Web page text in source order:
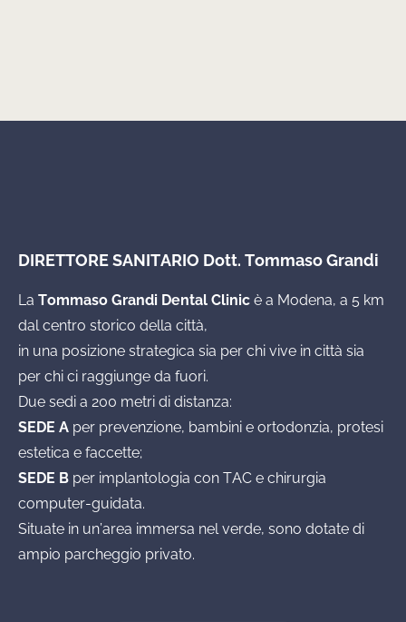
DIRETTORE SANITARIO Dott. Tommaso Grandi
La Tommaso Grandi Dental Clinic è a Modena, a 5 km
dal centro storico della città,
in una posizione strategica sia per chi vive in città sia
per chi ci raggiunge da fuori.
Due sedi a 200 metri di distanza:
SEDE A per prevenzione, bambini e ortodonzia, protesi
estetica e faccette;
SEDE B per implantologia con TAC e chirurgia
computer-guidata.
Situate in un’area immersa nel verde, sono dotate di
ampio parcheggio privato.